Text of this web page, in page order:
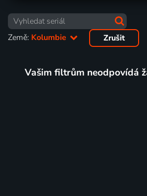
Země: Kolumbie Zrušit
Vašim filtrům neodpovídá